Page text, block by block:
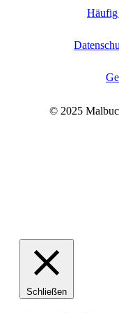
Häufig
© 2025
Schließen